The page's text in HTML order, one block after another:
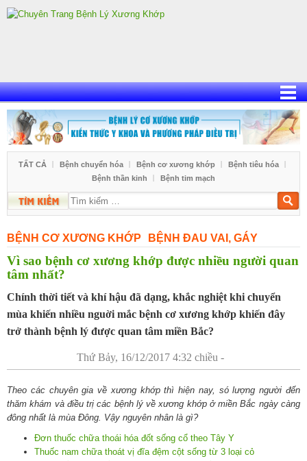
Skip
TẤT CẢ Bệnh chuyển hóa Bệnh cơ xương khớp
Bệnh tiêu hóa
Bệnh thần kinh
Bệnh tim mạch
Tìm
BỆNH CƠ XƯƠNG KHỚP BỆNH ĐAU VAI, GÁY
Vì sao bệnh cơ xương khớp được nhiều người quan
tâm nhất?
Chính thời tiết và khí hậu đã dạng, khắc nghiệt khi chuyển
mùa khiến nhiều nguời mắc bệnh cơ xương khớp khiến đây
trở thành bệnh lý được quan tâm miền Bắc?
Thứ Bảy, 16/12/2017 4:32 chiều -
Theo các chuyên gia về xương khớp thì hiện nay, só lượng người đến
thăm khám và điều trị các bệnh lý về xương khớp ở miền Bắc ngày càng
đông nhất là mùa Đông. Vậy nguyên nhân là gì?
Đơn thuốc chữa thoái hóa đốt sống cổ theo Tây Y
Thuốc nam chữa thoát vị đĩa đệm cột sống từ 3 loại cỏ